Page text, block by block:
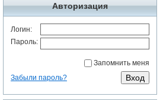
Авторизация
Логин:
Пароль:
Запомнить меня
Забыли пароль?